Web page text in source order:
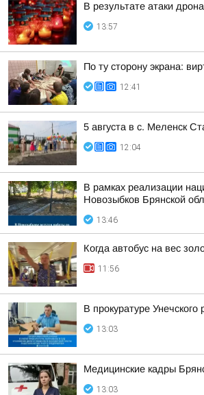
В результате атаки
13:57
По ту сторону экрана:
12:41
5 августа в с. Меленск
12:04
В рамках реализации
Новозыбков Брянской
13:46
Когда автобус на вес
11:56
В прокуратуре
13:03
Медицинские кадры
13:03